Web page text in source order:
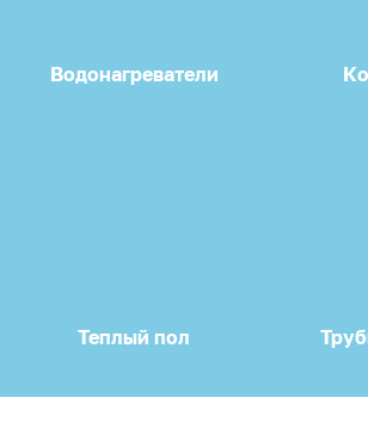
Водонагреватели
Теплый пол